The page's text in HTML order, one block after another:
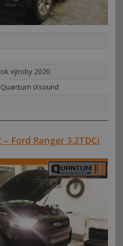
výroby 2020
iXsound
Ford Ranger 3.2TDCi